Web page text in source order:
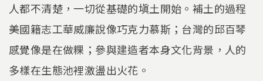
人都不清楚，一切從基礎的塡土開始。補土的過程
美國籍志工華威廉說像巧克力慕斯；台灣的邱百琴
感覺像是在做粿；參與建造者本身文化背景，人的
多樣在生態池裡激盪出火花。